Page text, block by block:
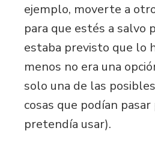
ejemplo, moverte a
para que estés a salvo
estaba previsto que lo
menos no era una
solo una de las
cosas que podían
pretendía usar).